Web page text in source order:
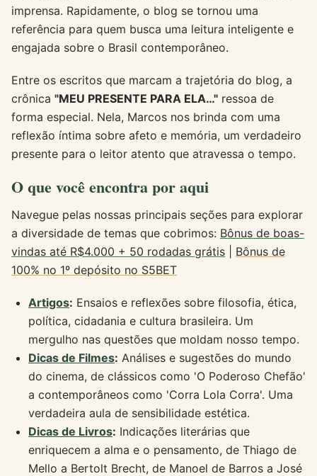
imprensa. Rapidamente, o blog se tornou uma
referência para quem busca uma leitura inteligente e
engajada sobre o Brasil contemporâneo.
Entre os escritos que marcam a trajetória do blog, a
crônica "MEU PRESENTE PARA ELA…" ressoa de
forma especial. Nela, Marcos nos brinda com uma
reflexão íntima sobre afeto e memória, um verdadeiro
presente para o leitor atento que atravessa o tempo.
O que você encontra por aqui
Navegue pelas nossas principais seções para explorar
a diversidade de temas que cobrimos: Bônus de boas-
vindas até R$4.000 + 50 rodadas grátis
Bônus de
100% no 1º depósito no S5BET
Artigos: Ensaios e reflexões sobre filosofia, ética,
política, cidadania e cultura brasileira. Um
mergulho nas questões que moldam nosso tempo.
Dicas de Filmes: Análises e sugestões do mundo
do cinema, de clássicos como 'O Poderoso Chefão'
a contemporâneos como 'Corra Lola Corra'. Uma
verdadeira aula de sensibilidade estética.
Dicas de Livros: Indicações literárias que
enriquecem a alma e o pensamento, de Thiago de
Mello a Bertolt Brecht, de Manoel de Barros a José